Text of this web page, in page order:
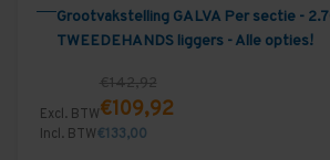
Grootvakstelling GALVA Per sectie -
TWEEDEHANDS liggers - Alle opties!
Excl. BTW
€142,92
€109,92
Incl. BTW€133,00